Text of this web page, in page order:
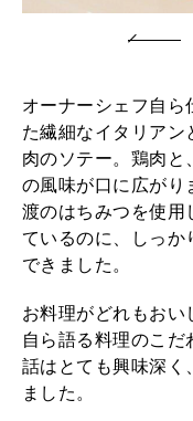
オーナーシェフ自ら
た繊細なイタリアン
肉のソテー。鶏肉と
の風味が口に広がり
渡のはちみつを使用
ているのに、しっか
できました。
お料理がどれもおい
自ら語る料理のこ
話はとても興味深く
ました。